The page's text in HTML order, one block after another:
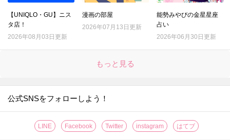
【UNIQLO・GU】ニス
タ店！
2026年08月03日更新
漫画の部屋
2026年07月13日更新
能勢みやびの金星星座
占い
2026年06月30日更新
もっと見る
公式SNSをフォローしよう！
LINE Facebook Twitter instagram はてブ